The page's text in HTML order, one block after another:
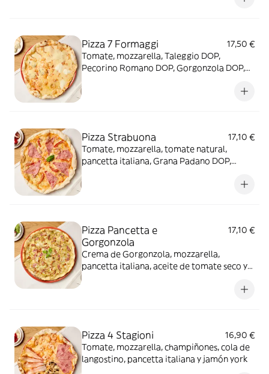
Pizza 7 Formaggi
17,50 €
Tomate, mozzarella, Taleggio DOP,
Pecorino Romano DOP, Gorgonzola DOP,
Pizza Strabuona
17,10 €
Tomate, mozzarella, tomate natural,
pancetta italiana, Grana Padano DOP,
Pizza Pancetta e
Gorgonzola
17,10 €
Crema de Gorgonzola, mozzarella,
pancetta italiana, aceite de tomate seco y
Pizza 4 Stagioni
16,90 €
Tomate, mozzarella, champiñones, cola de
langostino, pancetta italiana y jamón york